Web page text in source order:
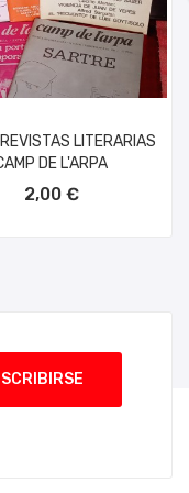
LITERARIAS
DE L'ARPA
2,00 €